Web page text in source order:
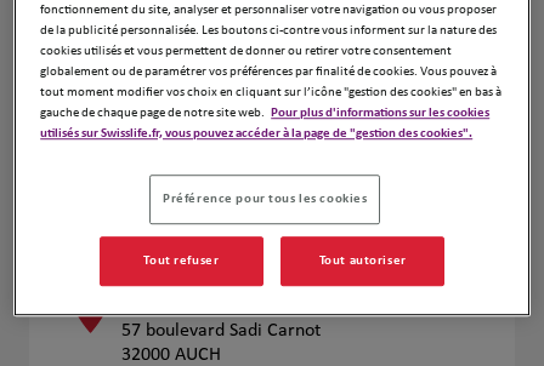
1 ARRIBEHAUTE William
353 ROUTE PRINCIPALE
32430 THOUX
Fermé actuellement
Numéro
Voir plus
Bruno DEGL'INNOCENTI
57 boulevard Sadi Carnot
32000 AUCH
fonctionnement du site, analyser et personnaliser votre navigation ou vous proposer
de la publicité personnalisée. Les boutons ci-contre vous informent sur la nature des
cookies utilisés et vous permettent de donner ou retirer votre consentement
globalement ou de paramétrer vos préférences par finalité de cookies. Vous pouvez à
tout moment modifier vos choix en cliquant sur l’icône "gestion des cookies" en bas à
gauche de chaque page de notre site web. Pour plus d'informations sur les cookies
utilisés sur Swisslife.fr, vous pouvez accéder à la page de "gestion des cookies".
Préférence pour tous les cookies
Tout refuser Tout autoriser